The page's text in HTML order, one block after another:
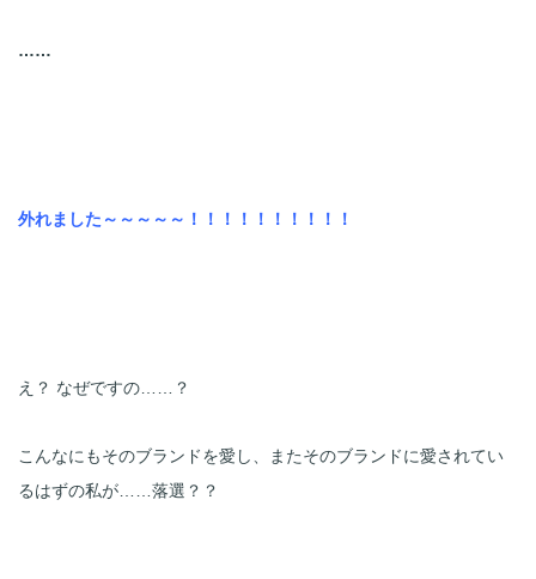
……
外れました～～～～～！！！！！！！！！！
え？ なぜですの……？
こんなにもそのブランドを愛し、またそのブランドに愛されてい
るはずの私が……落選？？